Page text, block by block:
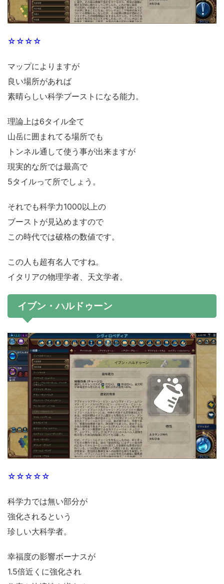
☆☆☆☆
マップによりますが
良い場所があれば
素晴らしい科学ブーストになる能力。
理論上は6タイル全て
山岳に囲まれてる場所でも
トンネル通して使う事が出来ますが
現実的な所では最高で
5タイルって所でしょう。
それでも科学力1000以上の
ブーストが見込めますので
この時代では破格の数値です。
この人も超有名人ですね。
イタリアの物理学者、天文学者。
イブン・ハルドゥーン
☆☆☆☆☆
科学力では無い部分が
強化されるという
珍しい大科学者。
幸福度の影響ボーナスが
1.5倍近くに強化され